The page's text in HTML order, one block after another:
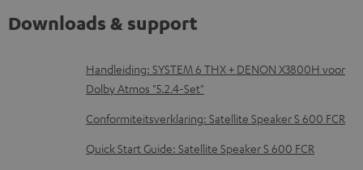
Downloads & support
D
o
w
n
Handleiding: SYSTEM 6 THX + DENON X3800H voor
Dolby Atmos "5.2.4-Set"
Conformiteitsverklaring: Satellite Speaker S 600 FCR
Quick Start Guide: Satellite Speaker S 600 FCR